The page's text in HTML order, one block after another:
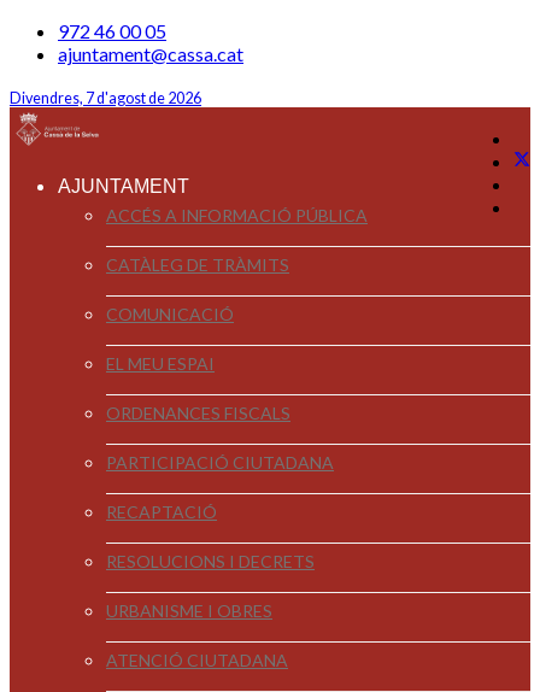
972 46 00 05
ajuntament@cassa.cat
Divendres, 7 d'agost de 2026
AJUNTAMENT
ACCÉS A INFORMACIÓ PÚBLICA
CATÀLEG DE TRÀMITS
COMUNICACIÓ
EL MEU ESPAI
ORDENANCES FISCALS
PARTICIPACIÓ CIUTADANA
RECAPTACIÓ
RESOLUCIONS I DECRETS
URBANISME I OBRES
ATENCIÓ CIUTADANA